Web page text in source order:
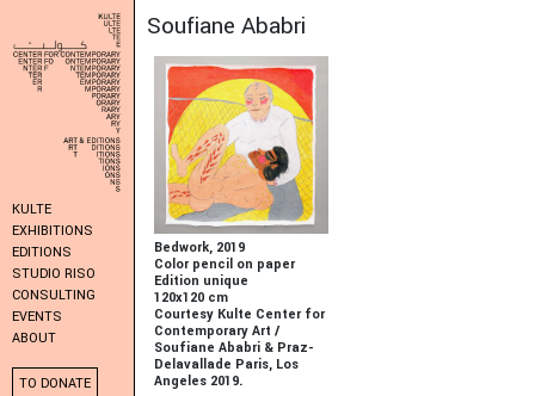
KULTE
EXHIBITIONS
EDITIONS
STUDIO RISO
CONSULTING
EVENTS
ABOUT
TO DONATE
Soufiane Ababri
Bedwork, 2019
Color pencil on paper
Edition unique
120x120 cm
Courtesy Kulte Center for
Contemporary Art /
Soufiane Ababri & Praz-
Delavallade Paris, Los
Angeles 2019.